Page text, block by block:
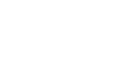
ていただ
更すること
等」とい
取得する